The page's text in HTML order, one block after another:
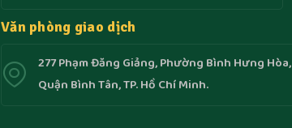
Văn phòng giao dịch
277 Phạm Đăng Giảng, Phường Bình Hưng Hòa,
Quận Bình Tân, TP. Hồ Chí Minh.